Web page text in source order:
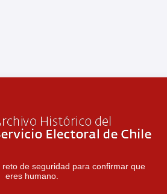
reto de seguridad para confirmar que
eres humano.